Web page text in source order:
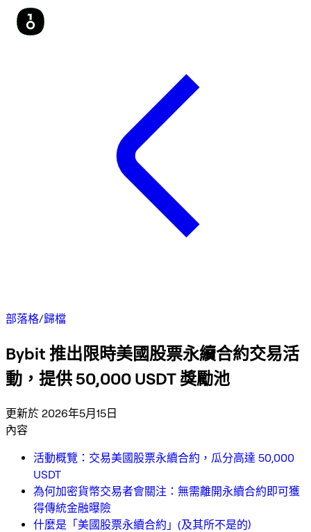
部落格/歸檔
Bybit 推出限時美國股票永續合約交易活
動，提供 50,000 USDT 獎勵池
更新於 2026年5月15日
內容
活動概覽：交易美國股票永續合約，瓜分高達 50,000
USDT
為何加密貨幣交易者會關注：無需離開永續合約即可獲
得傳統金融曝險
什麼是「美國股票永續合約」(及其所不是的)